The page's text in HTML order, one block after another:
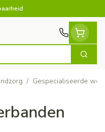
Zoek
/ Gespecialiseerde